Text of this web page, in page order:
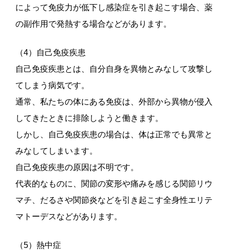
によって免疫力が低下し感染症を引き起こす場合、薬
の副作用で発熱する場合などがあります。
（4）自己免疫疾患
自己免疫疾患とは、自分自身を異物とみなして攻撃し
てしまう病気です。
通常、私たちの体にある免疫は、外部から異物が侵入
してきたときに排除しようと働きます。
しかし、自己免疫疾患の場合は、体は正常でも異常と
みなしてしまいます。
自己免疫疾患の原因は不明です。
代表的なものに、関節の変形や痛みを感じる関節リウ
マチ、だるさや関節炎などを引き起こす全身性エリテ
マトーデスなどがあります。
（5）熱中症